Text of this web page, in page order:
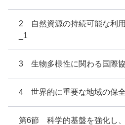
2 自然資源の持続可能な利
_1
3 生物多様性に関わる国際
4 世界的に重要な地域の保
第6節 科学的基盤を強化し